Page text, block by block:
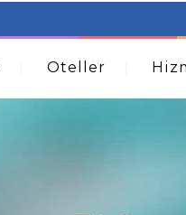
Oteller